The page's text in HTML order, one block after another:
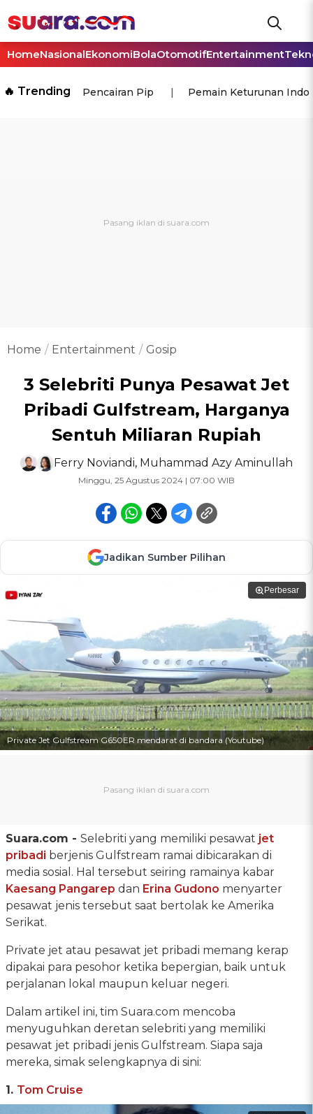
HomeNasionalEkonomiBolaOtomotifEntertainment
🔥 Trending Pencairan Pip Pemain Keturunan
Home Entertainment Gosip
3 Selebriti Punya Pesawat Jet
Pribadi Gulfstream, Harganya
Sentuh Miliaran Rupiah
Ferry Noviandi, Muhammad Azy Aminullah
Minggu, 25 Agustus 2024 | 07:00 WIB
Jadikan Sumber Pilihan
Perbesar
Private Jet Gulfstream G650ER mendarat di bandara (Youtube)
Suara.com - Selebriti yang memiliki pesawat jet
pribadi berjenis Gulfstream ramai dibicarakan di
media sosial. Hal tersebut seiring ramainya kabar
Kaesang Pangarep dan Erina Gudono menyarter
pesawat jenis tersebut saat bertolak ke Amerika
Serikat.
Private jet atau pesawat jet pribadi memang kerap
dipakai para pesohor ketika bepergian, baik untuk
perjalanan lokal maupun keluar negeri.
Dalam artikel ini, tim Suara.com mencoba
menyuguhkan deretan selebriti yang memiliki
pesawat jet pribadi jenis Gulfstream. Siapa saja
mereka, simak selengkapnya di sini:
1. Tom Cruise